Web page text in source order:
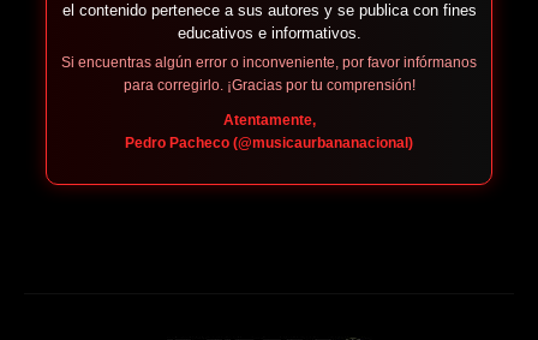
el contenido pertenece a sus autores y se publica con fines
educativos e informativos.
Si encuentras algún error o inconveniente, por favor infórmanos
para corregirlo. ¡Gracias por tu comprensión!
Atentamente,
Pedro Pacheco (@musicaurbananacional)